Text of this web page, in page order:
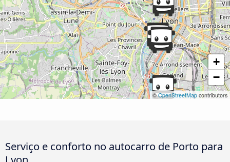
+
−
©OpenStreetMap contributors
Serviço e conforto no autocarro de Porto para